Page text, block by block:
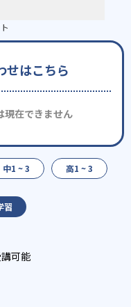
せはこちら
現在できません
中1 ~ 3 高1 ~ 3
習
可能